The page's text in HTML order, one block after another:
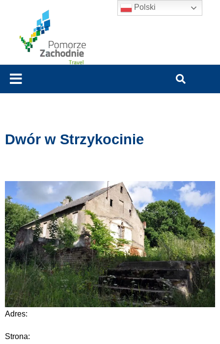
Dwór w Strzykocinie
Adres:
Strona:
Polski